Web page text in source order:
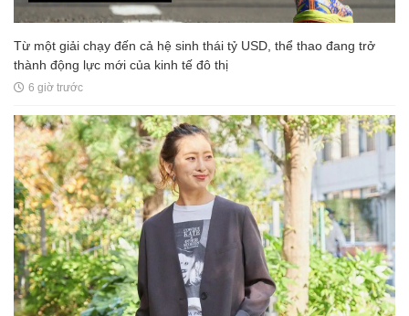
Từ một giải chạy đến cả hệ sinh thái tỷ USD, thể thao đang trở
thành động lực mới của kinh tế đô thị
6 giờ trước